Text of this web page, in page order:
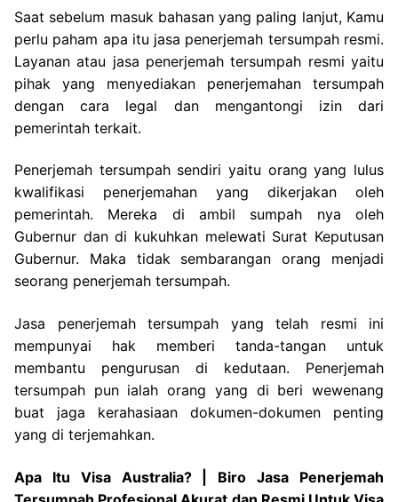
Saat sebelum masuk bahasan yang paling lanjut, Kamu
perlu paham apa itu jasa penerjemah tersumpah resmi.
Layanan atau jasa penerjemah tersumpah resmi yaitu
pihak yang menyediakan penerjemahan tersumpah
dengan cara legal dan mengantongi izin dari
pemerintah terkait.
Penerjemah tersumpah sendiri yaitu orang yang lulus
kwalifikasi penerjemahan yang dikerjakan oleh
pemerintah. Mereka di ambil sumpah nya oleh
Gubernur dan di kukuhkan melewati Surat Keputusan
Gubernur. Maka tidak sembarangan orang menjadi
seorang penerjemah tersumpah.
Jasa penerjemah tersumpah yang telah resmi ini
mempunyai hak memberi tanda-tangan untuk
membantu pengurusan di kedutaan. Penerjemah
tersumpah pun ialah orang yang di beri wewenang
buat jaga kerahasiaan dokumen-dokumen penting
yang di terjemahkan.
Apa Itu Visa Australia? | Biro Jasa Penerjemah